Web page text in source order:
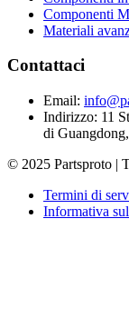
Componenti
Materiali
Contattaci
Email:
Indirizzo: 11
di
© 2025 Partsproto |
Termini di
Informativa